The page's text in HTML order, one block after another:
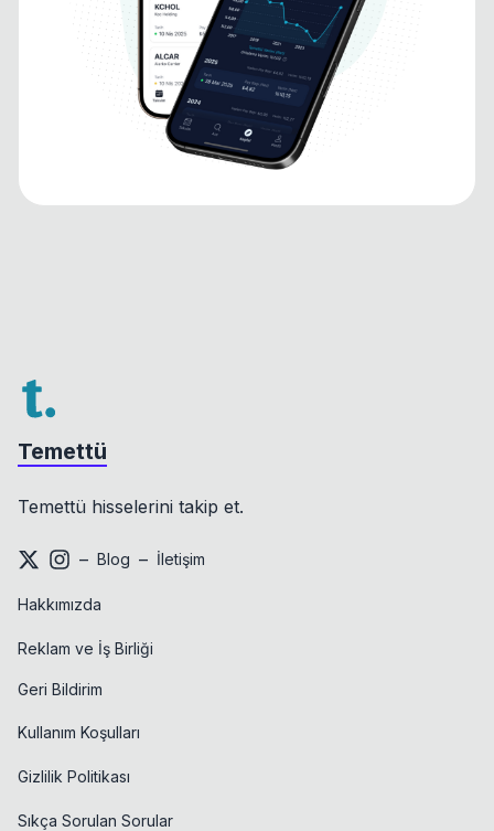
Temettü
Temettü hisselerini takip et.
– Blog – İletişim
Hakkımızda
Reklam ve İş Birliği
Geri Bildirim
Kullanım Koşulları
Gizlilik Politikası
Sıkça Sorulan Sorular